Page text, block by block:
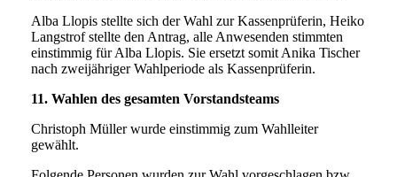
Alba Llopis stellte sich der Wahl zur Kassenprüferin, Heiko
Langstrof stellte den Antrag, alle Anwesenden stimmten
einstimmig für Alba Llopis. Sie ersetzt somit Anika Tischer
nach zweijähriger Wahlperiode als Kassenprüferin.
11. Wahlen des gesamten Vorstandsteams
Christoph Müller wurde einstimmig zum Wahlleiter
gewählt.